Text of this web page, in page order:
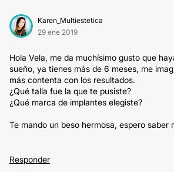
Karen_Multiestetica
29 ene 2019
Hola Vela, me da muchísimo gusto que
sueño, ya tienes más de 6 meses, me
más contenta con los resultados.
¿Qué talla fue la que te pusiste?
¿Qué marca de implantes elegiste?
Te mando un beso hermosa, espero saber
Responder